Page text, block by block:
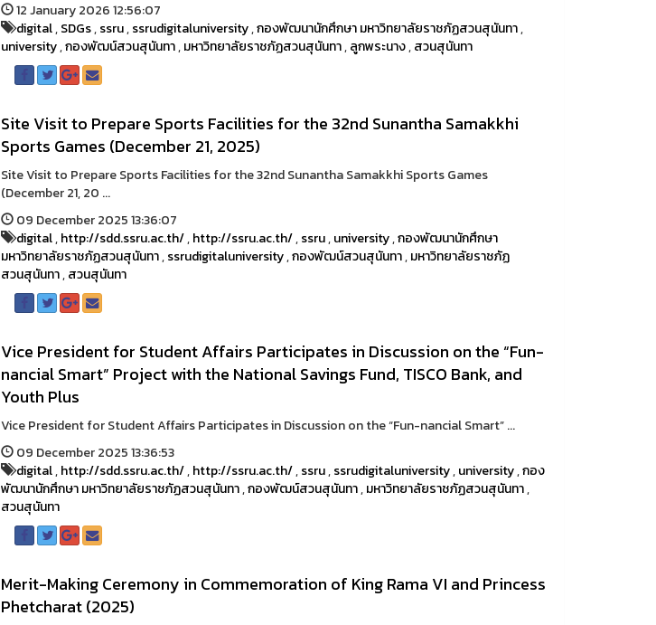
12 January 2026 12:56:07
digital,SDGs,ssru,ssrudigitaluniversity,กองพัฒนานักศึกษา มหาวิทยาลัยราชภัฏสวนสุนันทา,
university,กองพัฒน์สวนสุนันทา,มหาวิทยาลัยราชภัฏสวนสุนันทา,ลูกพระนาง,สวนสุนันทา
Site Visit to Prepare Sports Facilities for the 32nd Sunantha Samakkhi
Sports Games (December 21, 2025)
Site Visit to Prepare Sports Facilities for the 32nd Sunantha Samakkhi Sports Games
(December 21, 20 ...
09 December 2025 13:36:07
digital,http://sdd.ssru.ac.th/,http://ssru.ac.th/,ssru,university,กองพัฒนานักศึกษา
มหาวิทยาลัยราชภัฏสวนสุนันทา,ssrudigitaluniversity,กองพัฒน์สวนสุนันทา,มหาวิทยาลัยราชภัฏ
สวนสุนันทา,สวนสุนันทา
Vice President for Student Affairs Participates in Discussion on the “Fun-
nancial Smart” Project with the National Savings Fund, TISCO Bank, and
Youth Plus
Vice President for Student Affairs Participates in Discussion on the “Fun-nancial Smart” ...
09 December 2025 13:36:53
digital,http://sdd.ssru.ac.th/,http://ssru.ac.th/,ssru,ssrudigitaluniversity,university,กอง
พัฒนานักศึกษา มหาวิทยาลัยราชภัฏสวนสุนันทา,กองพัฒน์สวนสุนันทา,มหาวิทยาลัยราชภัฏสวนสุนันทา,
สวนสุนันทา
Merit-Making Ceremony in Commemoration of King Rama VI and Princess
Phetcharat (2025)